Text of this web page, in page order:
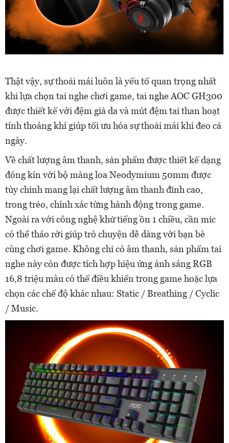
Thật vậy, sự thoải mái luôn là yếu tố quan trọng nhất
khi lựa chọn tai nghe chơi game, tai nghe AOC GH300
được thiết kế với đệm giả da và mút đệm tai than hoạt
tính thoáng khí giúp tối ưu hóa sự thoải mái khi đeo cả
ngày.
Về chất lượng âm thanh, sản phẩm được thiết kế dạng
đóng kín với bộ màng loa Neodymium 50mm được
tùy chỉnh mang lại chất lượng âm thanh đỉnh cao,
trong trẻo, chính xác từng hành động trong game.
Ngoài ra với công nghệ khử tiếng ồn 1 chiều, cần mic
có thể tháo rời giúp trò chuyện dễ dàng với bạn bè
cùng chơi game. Không chỉ có âm thanh, sản phẩm tai
nghe này còn được tích hợp hiệu ứng ánh sáng RGB
16,8 triệu màu có thể điều khiển trong game hoặc lựa
chọn các chế độ khác nhau: Static / Breathing / Cyclic
/ Music.